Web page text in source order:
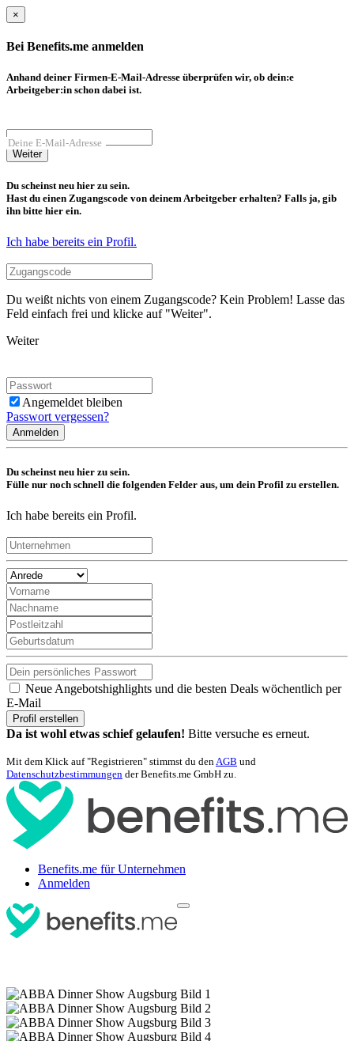
×
Bei Benefits.me anmelden
Anhand deiner Firmen-E-Mail-Adresse überprüfen wir, ob dein:e
Arbeitgeber:in schon dabei ist.
Deine E-Mail-Adresse
Weiter
Du scheinst neu hier zu sein.
Hast du einen Zugangscode von deinem Arbeitgeber erhalten? Falls ja, gib
ihn bitte hier ein.
Ich habe bereits ein Profil.
Du weißt nichts von einem Zugangscode? Kein Problem! Lasse das
Feld einfach frei und klicke auf "Weiter".
Weiter
Angemeldet bleiben
Passwort vergessen?
Anmelden
Du scheinst neu hier zu sein.
Fülle nur noch schnell die folgenden Felder aus, um dein Profil zu erstellen.
Ich habe bereits ein Profil.
Neue Angebotshighlights und die besten Deals wöchentlich per
E-Mail
Profil erstellen
Da ist wohl etwas schief gelaufen! Bitte versuche es erneut.
Mit dem Klick auf "Registrieren" stimmst du denAGB und
Datenschutzbestimmungen der Benefits.me GmbH zu.
Benefits.me für Unternehmen
Anmelden